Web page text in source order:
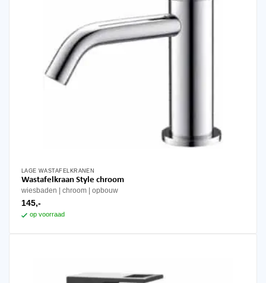
LAGE WASTAFELKRANEN
Wastafelkraan Style chroom
wiesbaden chroom opbouw
145,-
op voorraad